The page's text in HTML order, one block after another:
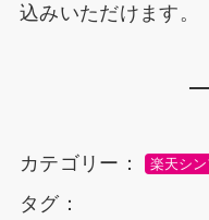
込みいただけます。
カテゴリー： 楽天シ
タグ：